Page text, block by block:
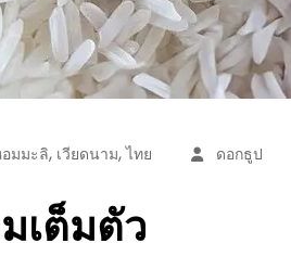
มมะลิ, เวียดนาม,ไทย ดอกธูป
เต็มตัว